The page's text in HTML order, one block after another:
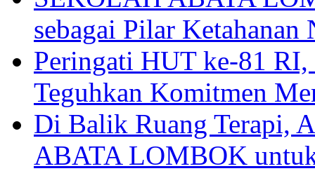
sebagai Pilar Ketahanan
Peringati HUT ke-81
Teguhkan Komitmen
Di Balik Ruang Terapi,
ABATA LOMBOK